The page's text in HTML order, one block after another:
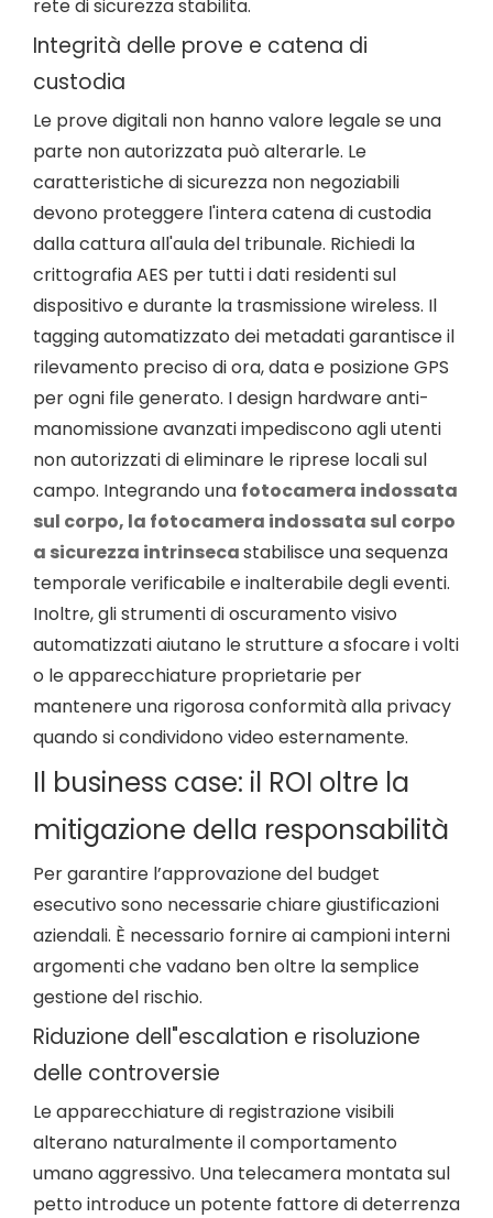
rete di sicurezza stabilita.
Integrità delle prove e catena di
custodia
Le prove digitali non hanno valore legale se una
parte non autorizzata può alterarle. Le
caratteristiche di sicurezza non negoziabili
devono proteggere l'intera catena di custodia
dalla cattura all'aula del tribunale. Richiedi la
crittografia AES per tutti i dati residenti sul
dispositivo e durante la trasmissione wireless. Il
tagging automatizzato dei metadati garantisce il
rilevamento preciso di ora, data e posizione GPS
per ogni file generato. I design hardware anti-
manomissione avanzati impediscono agli utenti
non autorizzati di eliminare le riprese locali sul
campo. Integrando una fotocamera indossata
sul corpo, la fotocamera indossata sul corpo
a sicurezza intrinsecastabilisce una sequenza
temporale verificabile e inalterabile degli eventi.
Inoltre, gli strumenti di oscuramento visivo
automatizzati aiutano le strutture a sfocare i volti
o le apparecchiature proprietarie per
mantenere una rigorosa conformità alla privacy
quando si condividono video esternamente.
Il business case: il ROI oltre la
mitigazione della responsabilità
Per garantire l’approvazione del budget
esecutivo sono necessarie chiare giustificazioni
aziendali. È necessario fornire ai campioni interni
argomenti che vadano ben oltre la semplice
gestione del rischio.
Riduzione dell"escalation e risoluzione
delle controversie
Le apparecchiature di registrazione visibili
alterano naturalmente il comportamento
umano aggressivo. Una telecamera montata sul
petto introduce un potente fattore di deterrenza